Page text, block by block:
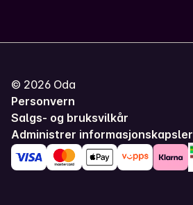
© 2026 Oda
Personvern
Salgs- og bruksvilkår
Administrer informasjonskapsler